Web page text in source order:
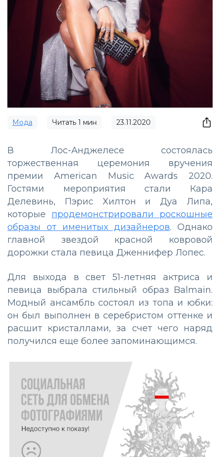
Мода Читать 1 мин 23.11.2020
В Лос-Анджелесе состоялась
торжественная церемония вручения
премии American Music Awards 2020.
Гостями мероприятия стали Кара
Делевинь, Пэрис Хилтон и Дуа Липа,
которые продемонстрировали роскошные
образы от именитых дизайнеров. Однако
главной звездой красной ковровой
дорожки стала певица Дженнифер Лопес.
Для выхода в свет 51-летняя актриса и
певица выбрала стильный образ Balmain.
Модный ансамбль состоял из топа и юбки:
он был выполнен в серебристом оттенке и
расшит кристаллами, за счет чего наряд
получился еще более запоминающимся.